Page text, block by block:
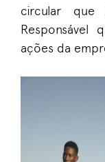
circular
Responsável
ações da